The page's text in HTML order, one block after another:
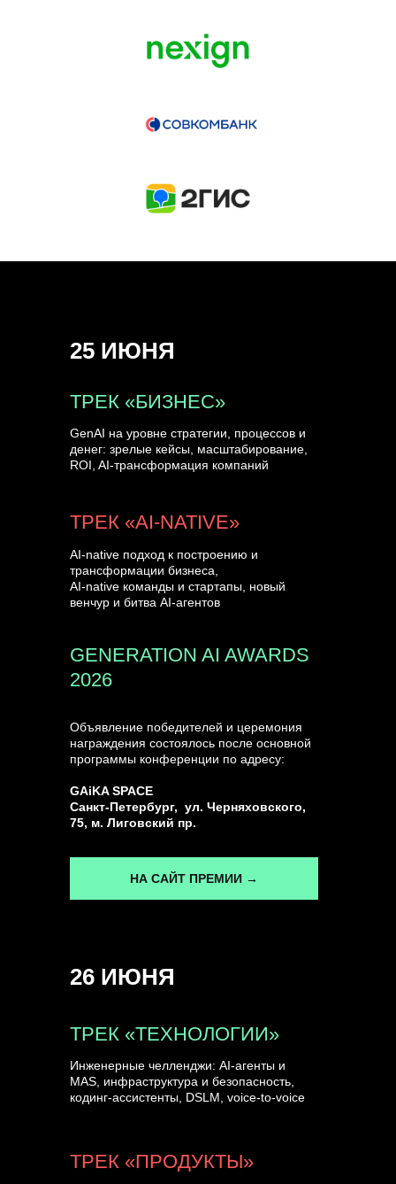
Объявление победителей и церемония
награждения состоялось после основной
программы конференции по адресу:
GAiKA SPACE
Санкт-Петербург, ул. Черняховского,
75, м. Лиговский пр.
ТРЕК «БИЗНЕС»
GENERATION AI AWARDS
2026
GenAI на уровне стратегии, процессов и
денег: зрелые кейсы, масштабирование,
ROI, AI-трансформация компаний
AI-native подход к построению и
трансформации бизнеса,
AI-native команды и стартапы, новый
венчур и битва AI-агентов
ТРЕК «AI-NATIVE»
25 ИЮНЯ
26 ИЮНЯ
ТРЕК «ПРОДУКТЫ»
Инженерные челленджи: AI-агенты и
MAS, инфраструктура и безопасность,
кодинг-ассистенты, DSLM, voice-to-voice
ТРЕК «ТЕХНОЛОГИИ»
НА САЙТ ПРЕМИИ →
CONVERSATIONS